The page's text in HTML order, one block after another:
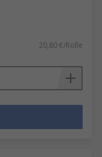
20,80 €/Rolle